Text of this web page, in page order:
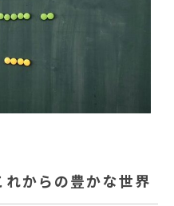
からの豊かな世界